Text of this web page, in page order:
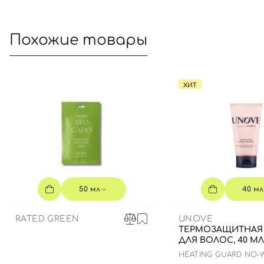
Похожие товары
50 мл
RATED GREEN
ХИТ
40 мл
UNOVE
ДЛЯ ВОЛОС, 40 МЛ
HEATING GUARD NO-